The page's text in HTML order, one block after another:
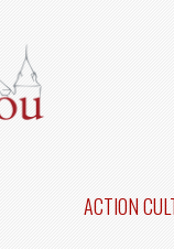
ACTION